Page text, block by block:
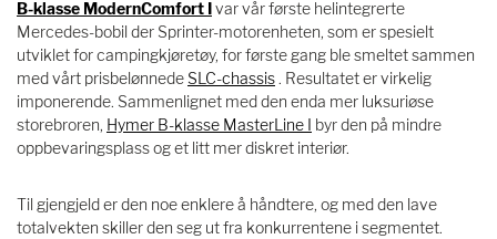
B-klasse ModernComfort Ivar vår første helintegrerte
Mercedes-bobil der Sprinter-motorenheten, som er spesielt
utviklet for campingkjøretøy, for første gang ble smeltet sammen
med vårt prisbelønnede SLC-chassis . Resultatet er virkelig
imponerende. Sammenlignet med den enda mer luksuriøse
storebroren, Hymer B-klasse MasterLine I byr den på mindre
oppbevaringsplass og et litt mer diskret interiør.
Til gjengjeld er den noe enklere å håndtere, og med den lave
totalvekten skiller den seg ut fra konkurrentene i segmentet.